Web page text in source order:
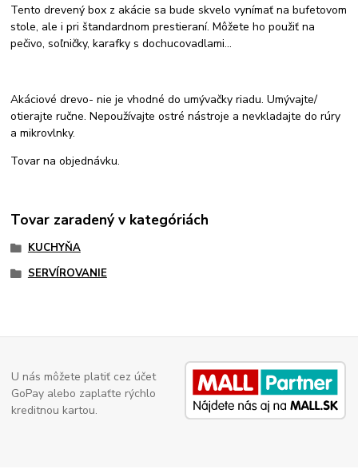
Tento drevený box z akácie sa bude skvelo vynímať na bufetovom
stole, ale i pri štandardnom prestieraní. Môžete ho použiť na
pečivo, soľničky, karafky s dochucovadlami...
Akáciové drevo- nie je vhodné do umývačky riadu. Umývajte/
otierajte ručne. Nepoužívajte ostré nástroje a nevkladajte do rúry
a mikrovlnky.
Tovar na objednávku.
Tovar zaradený v kategóriách
KUCHYŇA
SERVÍROVANIE
U nás môžete platiť cez účet
GoPay alebo zaplaťte rýchlo
kreditnou kartou.